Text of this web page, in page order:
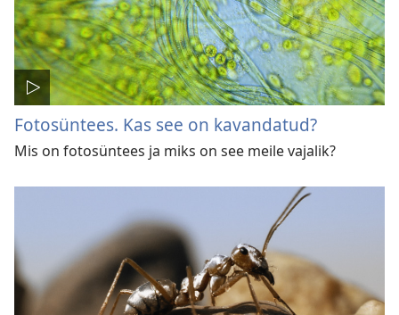
Fotosüntees. Kas see on kavandatud?
Mis on fotosüntees ja miks on see meile vajalik?